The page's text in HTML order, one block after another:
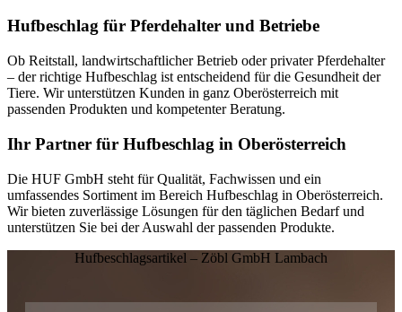
Hufbeschlag für Pferdehalter und Betriebe
Ob Reitstall, landwirtschaftlicher Betrieb oder privater Pferdehalter
– der richtige Hufbeschlag ist entscheidend für die Gesundheit der
Tiere. Wir unterstützen Kunden in ganz Oberösterreich mit
passenden Produkten und kompetenter Beratung.
Ihr Partner für Hufbeschlag in Oberösterreich
Die HUF GmbH steht für Qualität, Fachwissen und ein
umfassendes Sortiment im Bereich Hufbeschlag in Oberösterreich.
Wir bieten zuverlässige Lösungen für den täglichen Bedarf und
unterstützen Sie bei der Auswahl der passenden Produkte.
Hufbeschlagsartikel – Zöbl GmbH Lambach